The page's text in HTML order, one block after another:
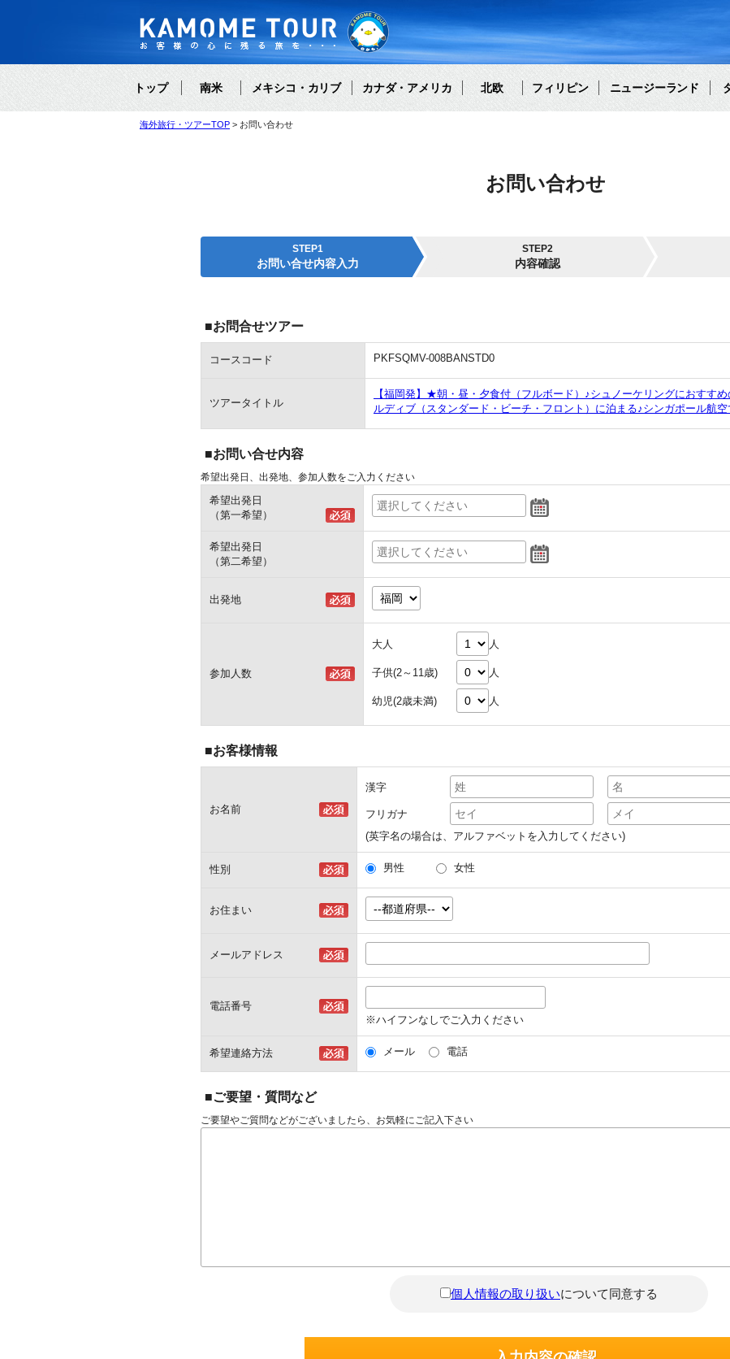
トップ 南米 メキシコ・カリブ カナダ・アメリカ 北欧 フィリピン ニュージーランド
海外旅行・ツアーTOP お問い合わせ
お問い合わせ
STEP1
お問い合せ内容入力
STEP2
内容確認
■お問合せツアー
コースコード PKFSQMV-008BANSTD0
ツアータイトル
【福岡発】★朝・昼・夕食付（フルボード）♪シュノーケリングにおすす
ルディブ（スタンダード・ビーチ・フロント）に泊まる♪シンガポール航
■お問い合せ内容
希望出発日、出発地、参加人数をご入力ください
希望出発日
（第一希望）
希望出発日
（第二希望）
出発地
参加人数
大人 人
子供(2～11歳) 人
幼児(2歳未満) 人
■お客様情報
お名前
漢字
フリガナ
(英字名の場合は、アルファベットを入力してください)
性別 男性 女性
お住まい
メールアドレス
電話番号
※ハイフンなしでご入力ください
希望連絡方法 メール 電話
■ご要望・質問など
ご要望やご質問などがございましたら、お気軽にご記入下さい
個人情報の取り扱いについて同意する